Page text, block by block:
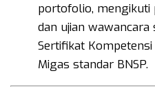
portofolio, mengikuti
dan ujian
Sertifikat
Migas standar BNSP.